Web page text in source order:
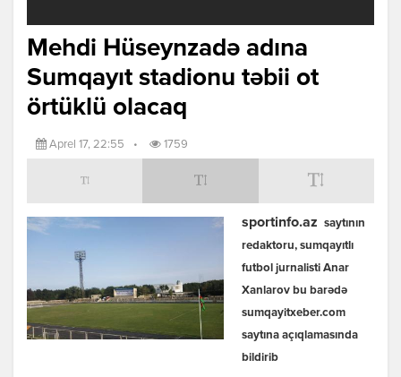
Mehdi Hüseynzadə adına
Sumqayıt stadionu təbii ot
örtüklü olacaq
Aprel 17, 22:55 • 1759
sportinfo.az
saytının
redaktoru, sumqayıtlı
futbol jurnalisti Anar
Xanlarov bu barədə
sumqayitxeber.com
saytına açıqlamasında
bildirib